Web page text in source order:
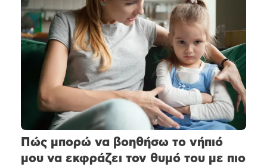
Πώς μπορώ να βοηθήσω το νήπιό
μου να εκφράζει τον θυμό του με πιο